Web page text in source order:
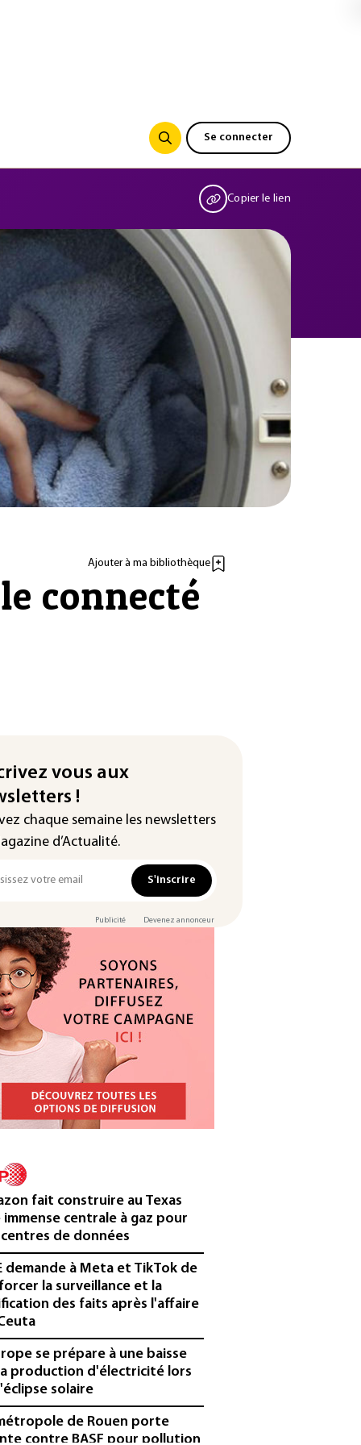
Se connecter
Copier le lien
Ajouter à ma bibliothèque
connecté
vous aux
!
chaque semaine les newsletters
d’Actualité.
S'inscrire
Publicité Devenez annonceur
fait construire au Texas
immense centrale à gaz pour
centres de données
demande à Meta et TikTok de
la surveillance et la
des faits après l'affaire
se prépare à une baisse
production d'électricité lors
solaire
de Rouen porte
contre BASF pour pollution